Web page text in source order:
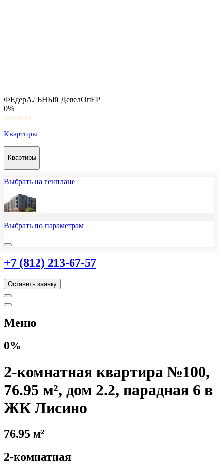
ФЕдерАЛЬНЫй ДевелОпЕР
0%
Квартиры
Квартиры
Выбрать на генплане
Выбрать по параметрам
+7 (812) 213-67-57
Оставить заявку
Меню
0%
2-комнатная квартира №100,
76.95 м², дом 2.2, парадная 6 в
ЖК Лисино
76.95 м²
2-комнатная